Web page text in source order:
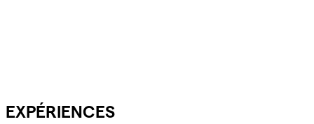
EXPÉRIENCES